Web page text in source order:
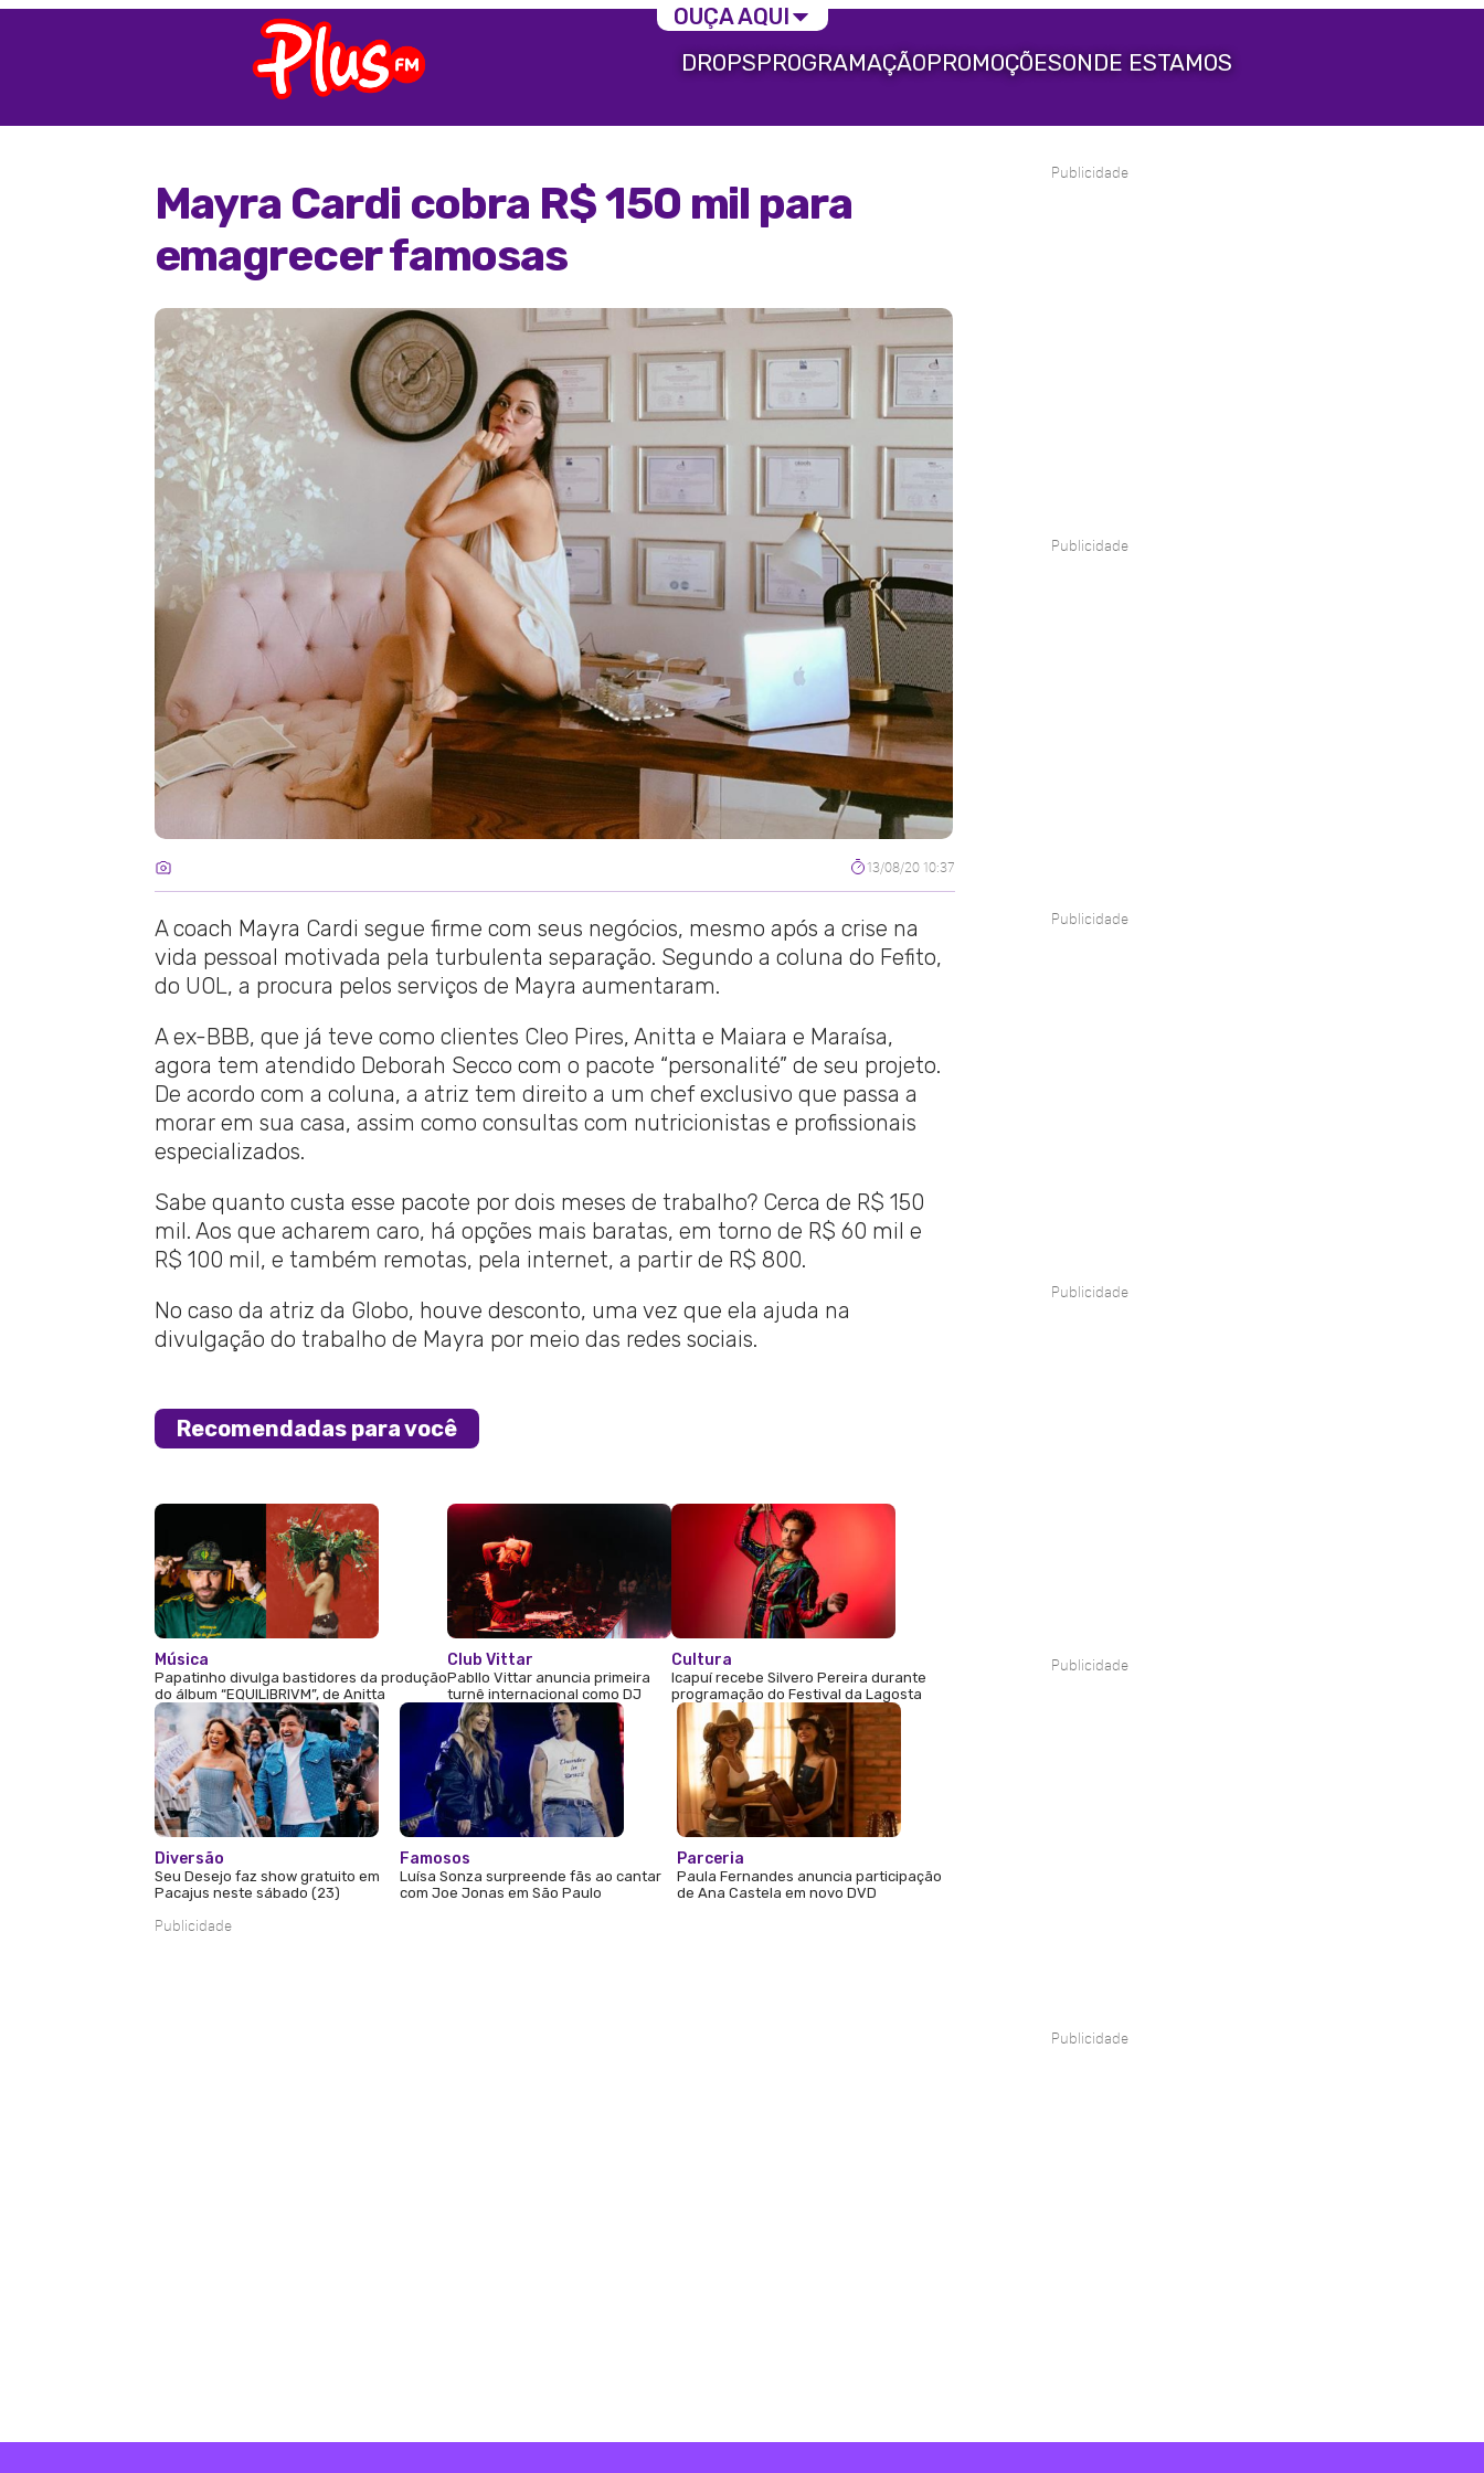
DROPSPROGRAMAÇÃOPROMOÇÕESONDE ESTAMOS
Mayra Cardi cobra R$ 150 mil para
emagrecer famosas
13/08/20 10:37
A coach Mayra Cardi segue firme com seus negócios, mesmo após a crise na
vida pessoal motivada pela turbulenta separação. Segundo a coluna do Fefito,
do UOL, a procura pelos serviços de Mayra aumentaram.
A ex-BBB, que já teve como clientes Cleo Pires, Anitta e Maiara e Maraísa,
agora tem atendido Deborah Secco com o pacote “personalité” de seu projeto.
De acordo com a coluna, a atriz tem direito a um chef exclusivo que passa a
morar em sua casa, assim como consultas com nutricionistas e profissionais
especializados.
Sabe quanto custa esse pacote por dois meses de trabalho? Cerca de R$ 150
mil. Aos que acharem caro, há opções mais baratas, em torno de R$ 60 mil e
R$ 100 mil, e também remotas, pela internet, a partir de R$ 800.
No caso da atriz da Globo, houve desconto, uma vez que ela ajuda na
divulgação do trabalho de Mayra por meio das redes sociais.
Recomendadas para você
Música
Papatinho divulga bastidores da produção
do álbum “EQUILIBRIVM”, de Anitta
Club Vittar
Pabllo Vittar anuncia primeira
turnê internacional como DJ
Cultura
Icapuí recebe Silvero Pereira durante
programação do Festival da Lagosta
Diversão
Seu Desejo faz show gratuito em
Pacajus neste sábado (23)
Famosos
Luísa Sonza surpreende fãs ao cantar
com Joe Jonas em São Paulo
Parceria
Paula Fernandes anuncia participação
de Ana Castela em novo DVD
Publicidade
Publicidade
Publicidade
Publicidade
Publicidade
Publicidade
Publicidade
OUÇA AQUI